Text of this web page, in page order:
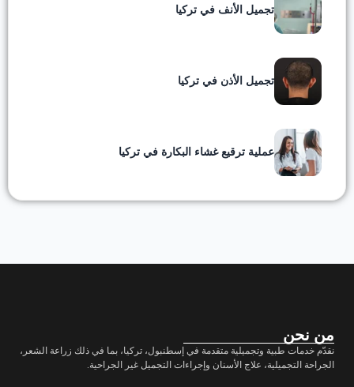
تجميل الأنف في تركيا
تجميل الأذن في تركيا
عملية ترقيع غشاء البكارة في تركيا
من نحن
نقدّم خدمات طبية وتجميلية متقدمة في إسطنبول، تركيا، بما في ذلك زراعة الشعر،
الجراحة التجميلية، علاج الأسنان وإجراءات التجميل غير الجراحية.